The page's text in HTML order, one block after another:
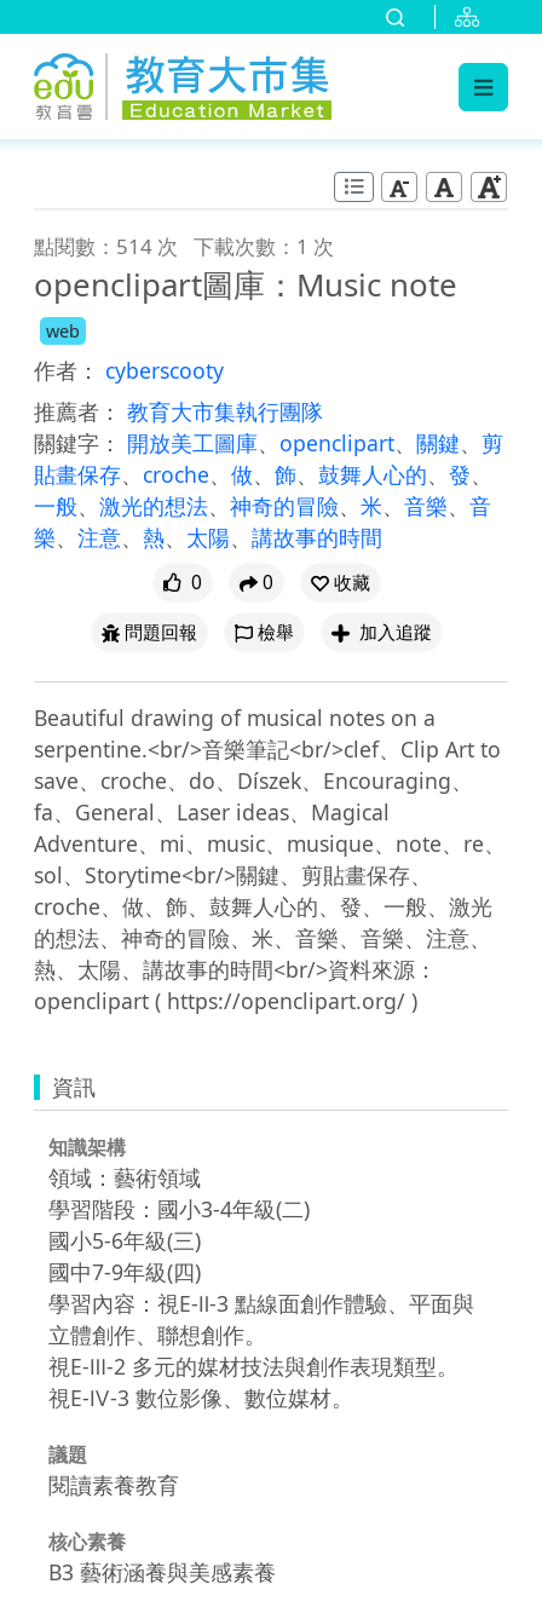
點閱數：514 次 下載次數：1 次
openclipart圖庫：Music note
web
作者： cyberscooty
推薦者： 教育大市集執行團隊
關鍵字： 開放美工圖庫、 openclipart、 關鍵、 剪
貼畫保存、 croche、 做、 飾、 鼓舞人心的、 發、
一般、 激光的想法、 神奇的冒險、 米、 音樂、 音
樂、 注意、 熱、 太陽、 講故事的時間
0 0
收藏
問題回報
檢舉 加入追蹤
Beautiful drawing of musical notes on a
serpentine.<br/>音樂筆記<br/>clef、Clip Art to
save、croche、do、Díszek、Encouraging、
fa、General、Laser ideas、Magical
Adventure、mi、music、musique、note、re、
sol、Storytime<br/>關鍵、剪貼畫保存、
croche、做、飾、鼓舞人心的、發、一般、激光
的想法、神奇的冒險、米、音樂、音樂、注意、
熱、太陽、講故事的時間<br/>資料來源：
資訊
知識架構
領域：藝術領域
學習階段：國小3-4年級(二)
國小5-6年級(三)
國中7-9年級(四)
學習內容：視E-Ⅱ-3 點線面創作體驗、平面與
立體創作、聯想創作。
視E-Ⅲ-2 多元的媒材技法與創作表現類型。
視E-Ⅳ-3 數位影像、數位媒材。
議題
閱讀素養教育
核心素養
B3 藝術涵養與美感素養